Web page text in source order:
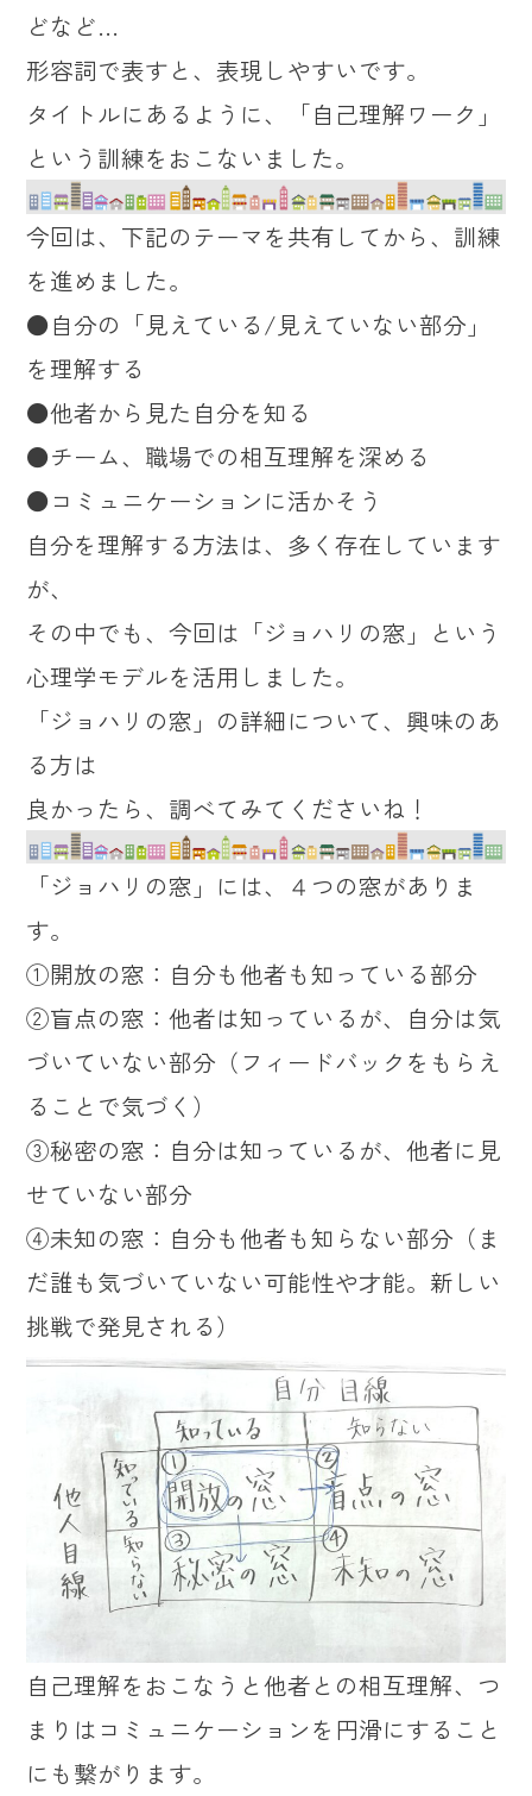
どなど…
形容詞で表すと、表現しやすいです。
タイトルにあるように、「自己理解ワーク」
という訓練をおこないました。
今回は、下記のテーマを共有してから、訓練
を進めました。
●自分の「見えている/見えていない部分」
を理解する
●他者から見た自分を知る
●チーム、職場での相互理解を深める
●コミュニケーションに活かそう
自分を理解する方法は、多く存在しています
が、
その中でも、今回は「ジョハリの窓」という
心理学モデルを活用しました。
「ジョハリの窓」の詳細について、興味のあ
る方は
良かったら、調べてみてくださいね！
「ジョハリの窓」には、４つの窓がありま
す。
①開放の窓：自分も他者も知っている部分
②盲点の窓：他者は知っているが、自分は気
づいていない部分（フィードバックをもらえ
ることで気づく）
③秘密の窓：自分は知っているが、他者に見
せていない部分
④未知の窓：自分も他者も知らない部分（ま
だ誰も気づいていない可能性や才能。新しい
挑戦で発見される）
自己理解をおこなうと他者との相互理解、つ
まりはコミュニケーションを円滑にすること
にも繋がります。